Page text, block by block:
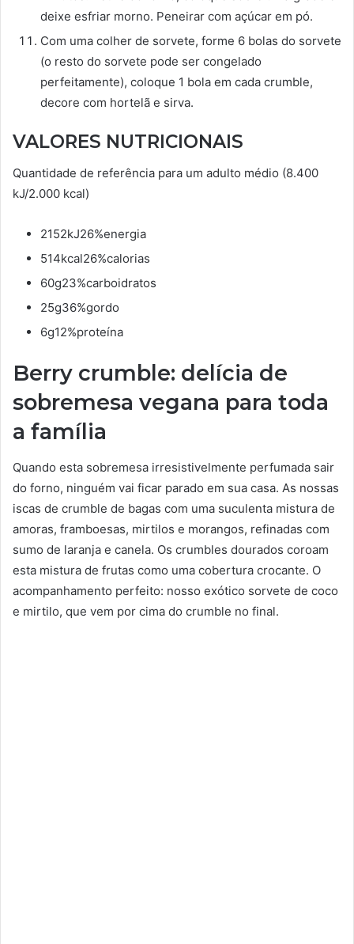
deixe esfriar morno. Peneirar com açúcar em pó.
Com uma colher de sorvete, forme 6 bolas do sorvete
(o resto do sorvete pode ser congelado
perfeitamente), coloque 1 bola em cada crumble,
decore com hortelã e sirva.
VALORES NUTRICIONAIS
Quantidade de referência para um adulto médio (8.400
kJ/2.000 kcal)
2152kJ26%energia
514kcal26%calorias
60g23%carboidratos
25g36%gordo
6g12%proteína
Berry crumble: delícia de
sobremesa vegana para toda
a família
Quando esta sobremesa irresistivelmente perfumada sair
do forno, ninguém vai ficar parado em sua casa. As nossas
iscas de crumble de bagas com uma suculenta mistura de
amoras, framboesas, mirtilos e morangos, refinadas com
sumo de laranja e canela. Os crumbles dourados coroam
esta mistura de frutas como uma cobertura crocante. O
acompanhamento perfeito: nosso exótico sorvete de coco
e mirtilo, que vem por cima do crumble no final.